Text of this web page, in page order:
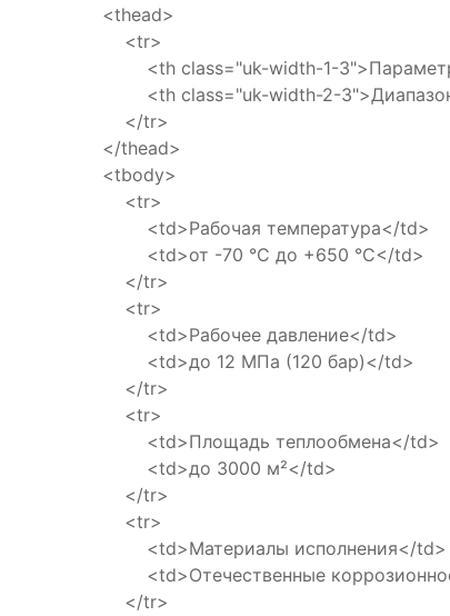
<thead>
<tr>
<th class="uk-width-1-
<th class="uk-width-2-3">Диапазон
</tr>
</thead>
<tbody>
<tr>
<td>Рабочая температура</td>
<td>от -70 °C до +650 °C</td>
</tr>
<tr>
<td>Рабочее давление</td>
<td>до 12 МПа (120 бар)</td>
</tr>
<tr>
<td>Площадь теплообмена</td>
<td>до 3000 м²</td>
</tr>
<tr>
<td>Материалы исполнения</td>
<td>Отечественные
</tr>